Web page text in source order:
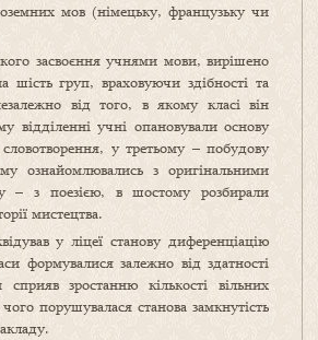
мов (німецьку, французьку чи
засвоєння учнями мови, вирішено
шість груп, враховуючи здібності та
від того, в якому класі він
відділенні учні опановували основу
у третьому – побудову
ознайомлювались з оригінальними
– з поезією, в шостому розбирали
мистецтва.
у ліцеї станову диференціацію
формувалися залежно від здатності
сприяв зростанню кількості вільних
порушувалася станова замкнутість